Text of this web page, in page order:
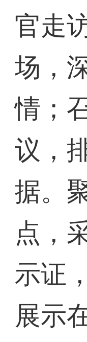
官走
场，
情；
议，
据。
点，
示证
展示